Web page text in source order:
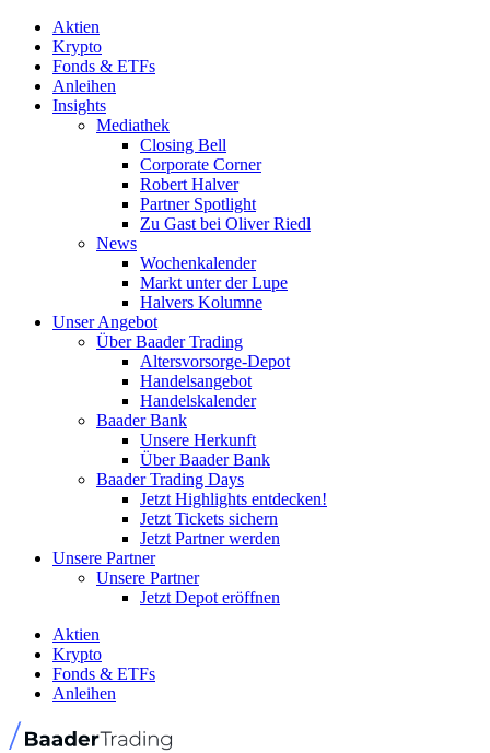
Aktien
Krypto
Fonds & ETFs
Anleihen
Insights
Mediathek
Closing Bell
Corporate Corner
Robert Halver
Partner Spotlight
Zu Gast bei Oliver Riedl
News
Wochenkalender
Markt unter der Lupe
Halvers Kolumne
Unser Angebot
Über Baader Trading
Altersvorsorge-Depot
Handelsangebot
Handelskalender
Baader Bank
Unsere Herkunft
Über Baader Bank
Baader Trading Days
Jetzt Highlights entdecken!
Jetzt Tickets sichern
Jetzt Partner werden
Unsere Partner
Unsere Partner
Jetzt Depot eröffnen
Aktien
Krypto
Fonds & ETFs
Anleihen